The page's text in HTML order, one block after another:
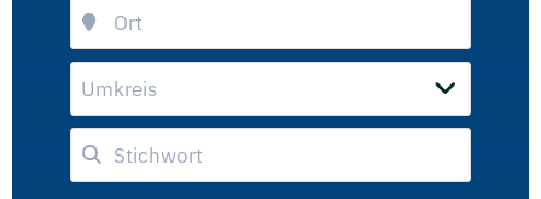
Umkreis